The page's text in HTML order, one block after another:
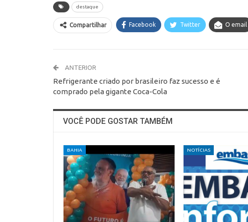
destaque
Compartilhar Facebook Twitter O email
ANTERIOR
Refrigerante criado por brasileiro faz sucesso e é
comprado pela gigante Coca-Cola
VOCÊ PODE GOSTAR TAMBÉM
BAHIA NOTÍCIAS